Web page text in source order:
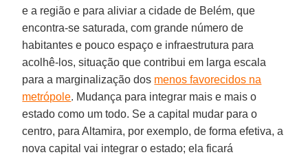
e a região e para aliviar a cidade de Belém, que
encontra-se saturada, com grande número de
habitantes e pouco espaço e infraestrutura para
acolhê-los, situação que contribui em larga escala
para a marginalização dos menos favorecidos na
metrópole. Mudança para integrar mais e mais o
estado como um todo. Se a capital mudar para o
centro, para Altamira, por exemplo, de forma efetiva, a
nova capital vai integrar o estado; ela ficará